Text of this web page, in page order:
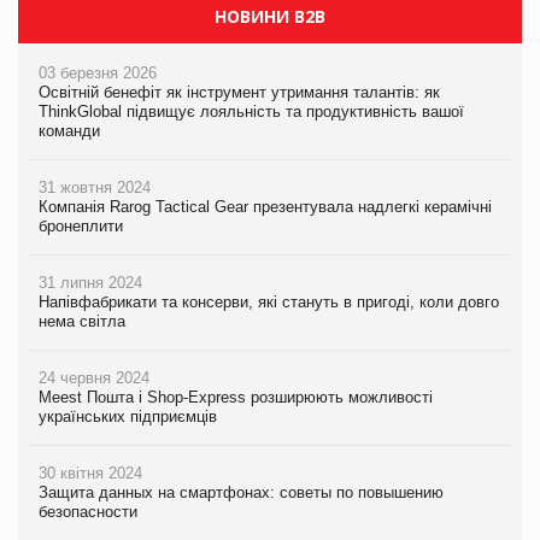
НОВИНИ B2B
03 березня 2026
Освітній бенефіт як інструмент утримання талантів: як
ThinkGlobal підвищує лояльність та продуктивність вашої
команди
31 жовтня 2024
Компанія Rarog Tactical Gear презентувала надлегкі керамічні
бронеплити
31 липня 2024
Напівфабрикати та консерви, які стануть в пригоді, коли довго
нема світла
24 червня 2024
Meest Пошта і Shop-Express розширюють можливості
українських підприємців
30 квітня 2024
Защита данных на смартфонах: советы по повышению
безопасности